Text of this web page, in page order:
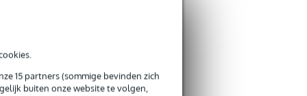
15 partners (sommige bevinden zich
buiten onze website te volgen,
Je beoordeling
€ 25,-
Bestel mee